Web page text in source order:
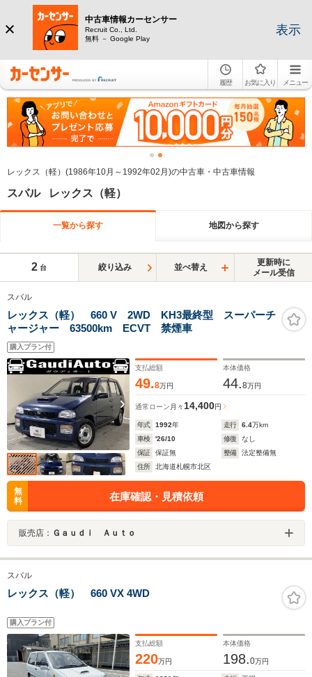
中古車情報カーセンサー
Recruit Co., Ltd.
無料 － Google Play
表示
履歴 お気に入り メニュー
レックス（軽）(1986年10月～1992年02月)の中古車・中古車情報
スバル レックス（軽）
一覧から探す 地図から探す
2 台 絞り込み 並べ替え
更新時に
メール受信
スバル
レックス（軽） 660 V 2WD KH3最終型 スーパーチ
ャージャー 63500km ECVT 禁煙車
購入プラン付
支払総額
49.8万円
本体価格
44.8万円
通常ローン 月々14,400円
年式 1992年 走行 6.4万km
車検
'26/10 修復
なし
保証
保証無 整備
法定整備無
住所
北海道札幌市北区
無
料
在庫確認・見積依頼
販売店： Ｇａｕｄｉ Ａｕｔｏ
スバル
レックス（軽） 660 VX 4WD
購入プラン付
支払総額
220万円
本体価格
198.0万円